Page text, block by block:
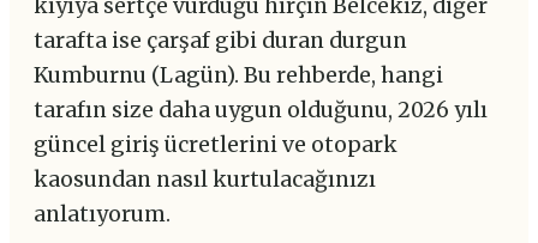
kıyıya sertçe vurduğu hırçın Belcekız, diğer
tarafta ise çarşaf gibi duran durgun
Kumburnu (Lagün). Bu rehberde, hangi
tarafın size daha uygun olduğunu, 2026 yılı
güncel giriş ücretlerini ve otopark
kaosundan nasıl kurtulacağınızı
anlatıyorum.